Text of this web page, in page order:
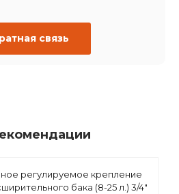
связь
регулируемое крепление
бака (8-25 л.) 3/4"